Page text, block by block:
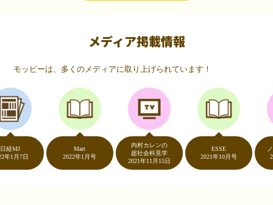
いつものネットショッピングが、モッピーでお得
（20代・女性）
友達に勧められてモッピーをはじめました。空いた時間にスマホで買
い物をすることが多いのですが、モッピーを経由するだけでショップ
のポイントとモッピーのポイントが二重で貯まることを知り、ビック
リ…！いつものネットショッピングをモッピーを経由するだけでポイ
ントが貯まるなんて…もっと早く教えてほしかった～！貯まったポイ
ントはギフト券に交換して、プチ贅沢を楽しんでます♪
メディア掲載情報
モッピーは、多くのメディアに取り上げられています！
7日
2022年1月号
内村カレンの
超社会科見学
2021年11月15日
2021年10月号
ノンス
2020